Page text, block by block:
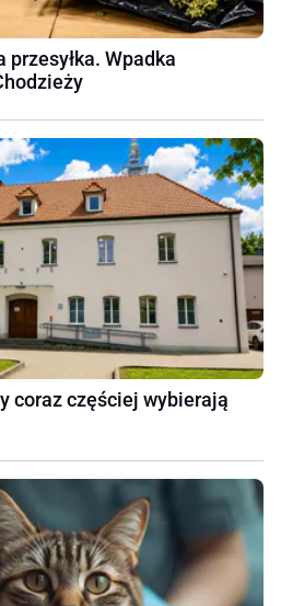
przesyłka. Wpadka
coraz częściej wybierają